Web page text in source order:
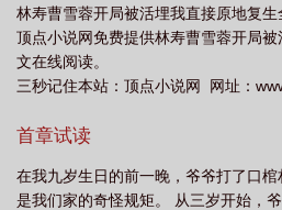
林寿曹雪蓉开局被活埋我直接原地复生
顶点小说网免费提供林寿曹雪蓉开局
文在线阅读。
三秒记住本站：顶点小说网 网址：
首章试读
在我九岁生日的前一晚，爷爷打了口
是我们家的奇怪规矩。 从三岁开始，